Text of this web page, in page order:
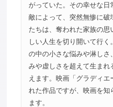
がっていた。その幸せな日
敵によって、突然無惨に破
たちは、奪われた家族の
しい人生を切り開いて行く
の中の小さな悩みや淋しさ
みや虚しさを超えて生まれ
えます。映画「グラディエ
れた作品ですが、映画を知
ます。